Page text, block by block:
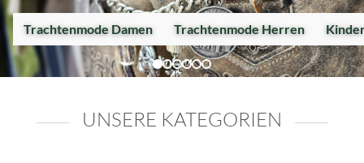
Trachtenmode Damen Trachtenmode Herren
UNSERE KATEGORIEN